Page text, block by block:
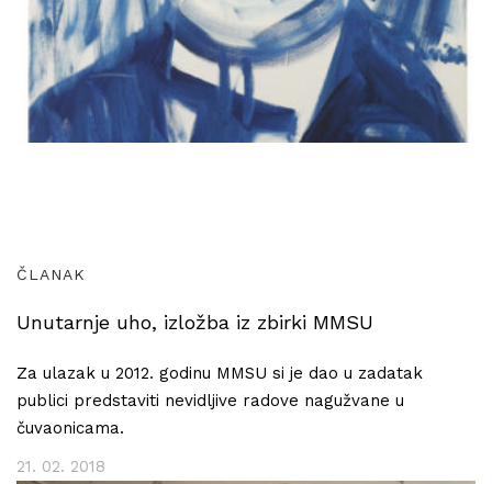
ČLANAK
Unutarnje uho, izložba iz zbirki MMSU
Za ulazak u 2012. godinu MMSU si je dao u zadatak
publici predstaviti nevidljive radove nagužvane u
čuvaonicama.
21. 02. 2018